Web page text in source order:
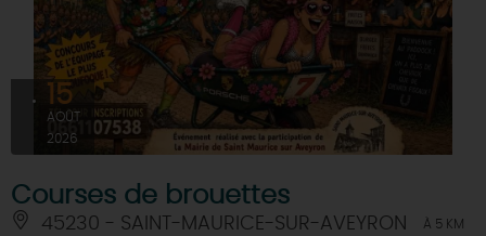
15
AOÛT
2026
Courses de brouettes
45230 - SAINT-MAURICE-SUR-AVEYRON À 5 KM